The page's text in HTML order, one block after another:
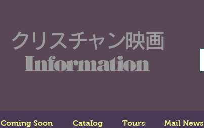
クリスチャン映画
Information
Coming Soon CataIog Tours Mail News